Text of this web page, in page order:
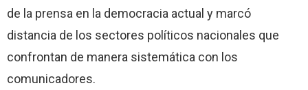
de la prensa en la democracia actual y marcó
distancia de los sectores políticos nacionales que
confrontan de manera sistemática con los
comunicadores.